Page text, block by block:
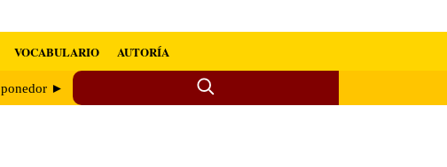
VOCABULARIO AUTORÍA
ponedor ►